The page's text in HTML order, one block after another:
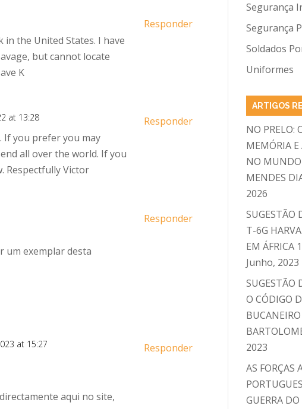
the United States. I have
but cannot locate
K
Responder
at 13:28
If you prefer you may
all over the world. If you
Respectfully Victor
Responder
um exemplar desta
Responder
at 15:27
aqui no site,
Responder
Segurança
Segurança
Soldados
Uniformes
ARTIGOS
NO PRELO:
MEMÓRIA
NO MUNDO
MENDES
2026
SUGESTÃO
T-6G
EM ÁFRICA
Junho, 2023
SUGESTÃO
O CÓDIGO
BUCANEIRO
2023
AS FORÇAS
GUERRA